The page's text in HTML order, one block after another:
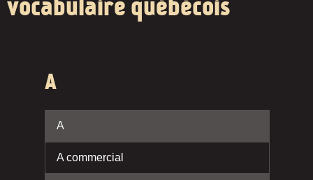
vocabulaire québécois
A
A
A commercial